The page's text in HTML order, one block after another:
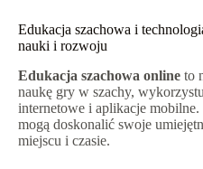
Edukacja szachowa i
nauki i rozwoju
Edukacja szachowa online to
naukę gry w szachy,
internetowe i aplikacje
mogą doskonalić swoje
miejscu i czasie.